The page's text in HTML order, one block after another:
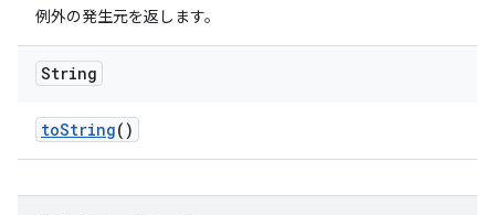
例外の発生元を返します。
String
toString()